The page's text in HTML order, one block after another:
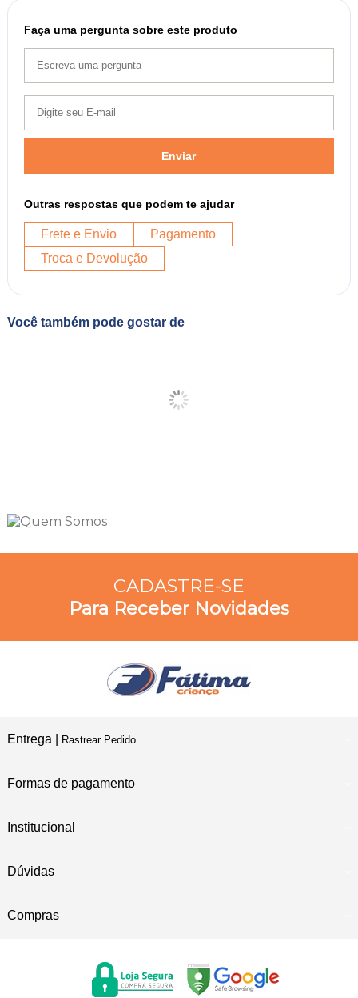
Faça uma pergunta sobre este produto
Enviar
Outras respostas que podem te ajudar
Frete e Envio
Pagamento
Troca e Devolução
Você também pode gostar de
CADASTRE-SE
Para Receber Novidades
Entrega | Rastrear Pedido
Formas de pagamento
Institucional
Dúvidas
Compras